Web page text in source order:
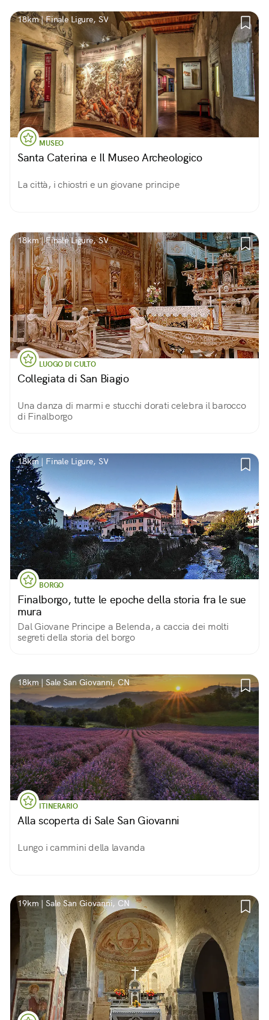
18km | Finale Ligure, SV
MUSEO
Santa Caterina e Il Museo Archeologico
La città, i chiostri e un giovane principe
18km | Finale Ligure, SV
LUOGO DI CULTO
Collegiata di San Biagio
Una danza di marmi e stucchi dorati celebra il barocco
di Finalborgo
18km | Finale Ligure, SV
BORGO
Finalborgo, tutte le epoche della storia fra le sue
mura
Dal Giovane Principe a Belenda, a caccia dei molti
segreti della storia del borgo
18km | Sale San Giovanni, CN
ITINERARIO
Alla scoperta di Sale San Giovanni
Lungo i cammini della lavanda
19km | Sale San Giovanni, CN